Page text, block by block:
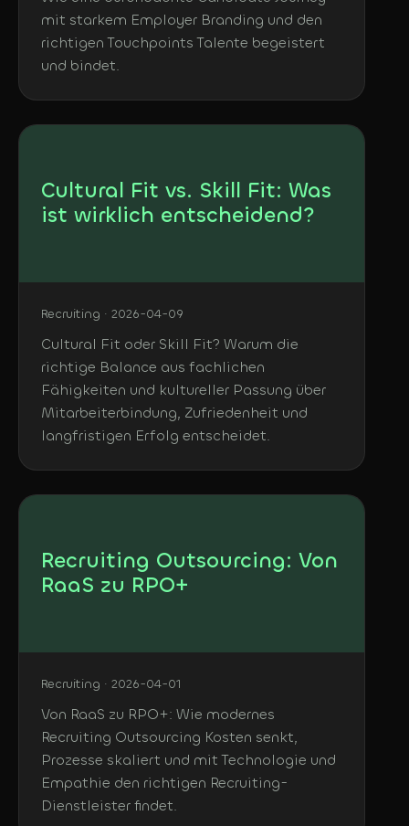
mit starkem Employer Branding und den
richtigen Touchpoints Talente begeistert
und bindet.
Cultural Fit vs. Skill Fit: Was
ist wirklich entscheidend?
Recruiting · 2026-04-09
Cultural Fit oder Skill Fit? Warum die
richtige Balance aus fachlichen
Fähigkeiten und kultureller Passung über
Mitarbeiterbindung, Zufriedenheit und
langfristigen Erfolg entscheidet.
Recruiting Outsourcing: Von
RaaS zu RPO+
Recruiting · 2026-04-01
Von RaaS zu RPO+: Wie modernes
Recruiting Outsourcing Kosten senkt,
Prozesse skaliert und mit Technologie und
Empathie den richtigen Recruiting-
Dienstleister findet.